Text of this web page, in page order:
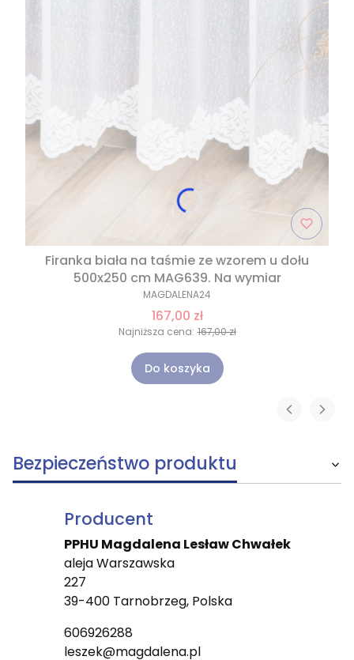
Firanka biała na taśmie ze wzorem u dołu
500x250 cm MAG639. Na wymiar
MAGDALENA24
167,00 zł
Najniższa cena: 167,00 zł
Do koszyka
Bezpieczeństwo produktu
Producent
PPHU Magdalena Lesław Chwałek
aleja Warszawska
227
39-400 Tarnobrzeg, Polska
606926288
leszek@magdalena.pl